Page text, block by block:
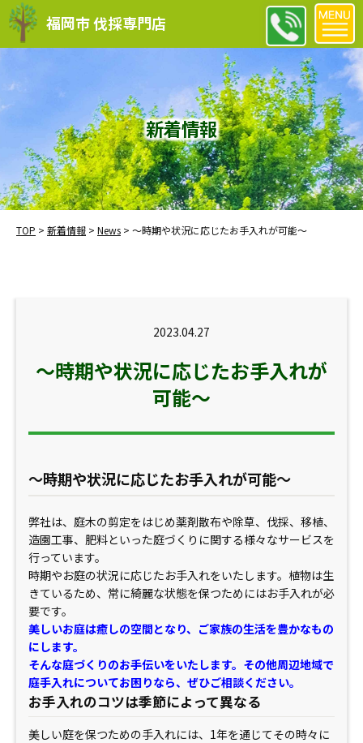
福岡市 伐採専門店
新着情報
TOP > 新着情報 > News > ～時期や状況に応じたお手入れが可能～
2023.04.27
～時期や状況に応じたお手入れが
可能～
～時期や状況に応じたお手入れが可能～
弊社は、庭木の剪定をはじめ薬剤散布や除草、伐採、移植、
造園工事、肥料といった庭づくりに関する様々なサービスを
行っています。
時期やお庭の状況に応じたお手入れをいたします。植物は生
きているため、常に綺麗な状態を保つためにはお手入れが必
要です。
美しいお庭は癒しの空間となり、ご家族の生活を豊かなもの
にします。
そんな庭づくりのお手伝いをいたします。その他周辺地域で
庭手入れについてお困りなら、ぜひご相談ください。
お手入れのコツは季節によって異なる
美しい庭を保つための手入れには、1年を通じてその時々に